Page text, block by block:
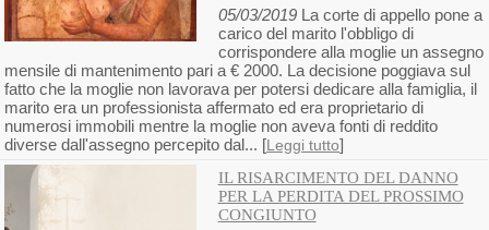
05/03/2019La corte di appello pone a
carico del marito l'obbligo di
corrispondere alla moglie un assegno
mensile di mantenimento pari a € 2000. La decisione poggiava sul
fatto che la moglie non lavorava per potersi dedicare alla famiglia, il
marito era un professionista affermato ed era proprietario di
numerosi immobili mentre la moglie non aveva fonti di reddito
diverse dall'assegno percepito dal... [Leggi tutto]
IL RISARCIMENTO DEL DANNO
PER LA PERDITA DEL PROSSIMO
CONGIUNTO